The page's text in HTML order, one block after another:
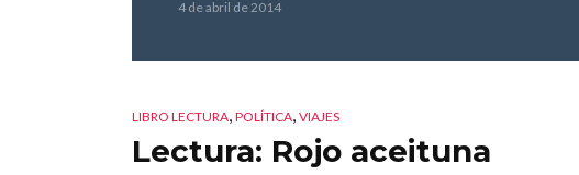
4 de abril de 2014
LIBRO LECTURA, POLÍTICA, VIAJES
Lectura: Rojo aceituna